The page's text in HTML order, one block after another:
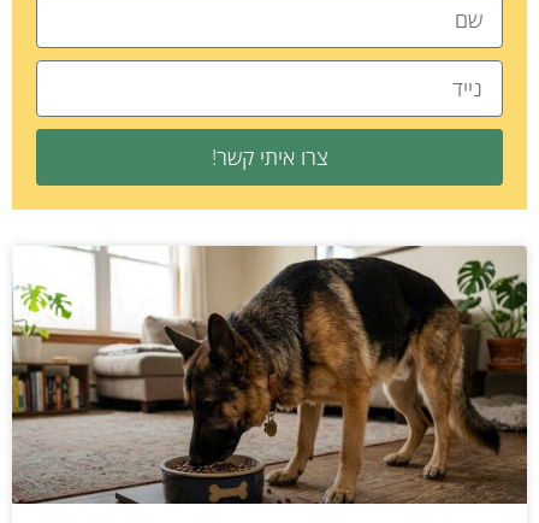
צרו איתי קשר!